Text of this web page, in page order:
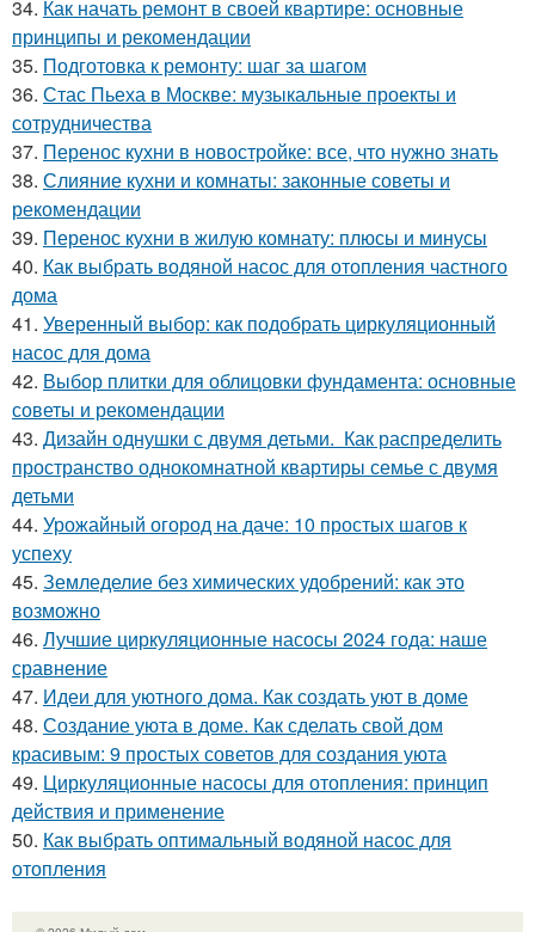
34. Как начать ремонт в своей квартире: основные
принципы и рекомендации
35. Подготовка к ремонту: шаг за шагом
36. Стас Пьеха в Москве: музыкальные проекты и
сотрудничества
37. Перенос кухни в новостройке: все, что нужно знать
38. Слияние кухни и комнаты: законные советы и
рекомендации
39. Перенос кухни в жилую комнату: плюсы и минусы
40. Как выбрать водяной насос для отопления частного
дома
41. Уверенный выбор: как подобрать циркуляционный
насос для дома
42. Выбор плитки для облицовки фундамента: основные
советы и рекомендации
43. Дизайн однушки с двумя детьми. Как распределить
пространство однокомнатной квартиры семье с двумя
детьми
44. Урожайный огород на даче: 10 простых шагов к
успеху
45. Земледелие без химических удобрений: как это
возможно
46. Лучшие циркуляционные насосы 2024 года: наше
сравнение
47. Идеи для уютного дома. Как создать уют в доме
48. Создание уюта в доме. Как сделать свой дом
красивым: 9 простых советов для создания уюта
49. Циркуляционные насосы для отопления: принцип
действия и применение
50. Как выбрать оптимальный водяной насос для
отопления